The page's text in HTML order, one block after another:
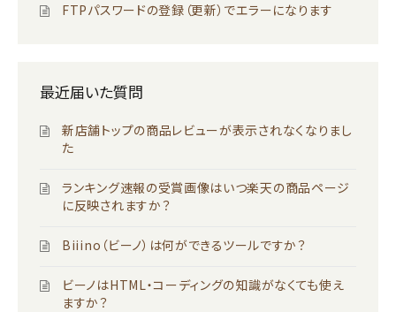
FTPパスワードの登録（更新）でエラーになります
最近届いた質問
新店舗トップの商品レビューが表示されなくなりまし
た
ランキング速報の受賞画像はいつ楽天の商品ページ
に反映されますか？
Biiino（ビーノ）は何ができるツールですか？
ビーノはHTML・コーディングの知識がなくても使え
ますか？